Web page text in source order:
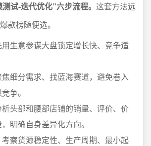
试-迭代优化”六步流程。 这套方法远
款榜随便选。
生意参谋大盘锁定增长快、竞争适
细分需求、找蓝海赛道，避免卷入
争。
头部和腰部店铺的销量、评价、价
明确自身差异化方向。
察货源稳定性、生产周期、最小起